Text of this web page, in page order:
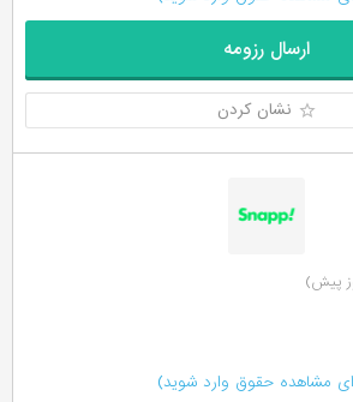
ارسال رزومه
نشان کردن
مشاهده حقوق وارد شوید)